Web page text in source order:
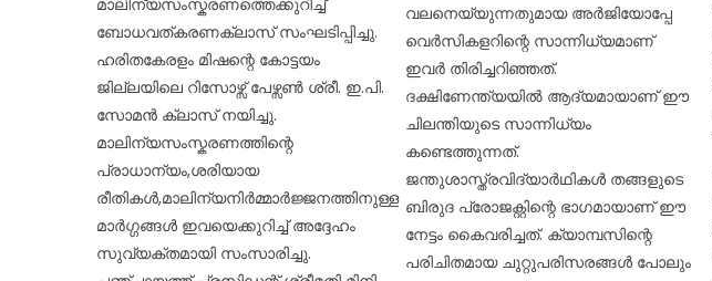
മാലിന്യസംസ്കരണത്തെക്കുറിച്ച്
ബോധവത്കരണക്ലാസ് സംഘടിപ്പിച്ചു.
ഹരിതകേരളം മിഷന്റെ കോട്ടയം
ജില്ലയിലെ റിസോഴ്സ് പേഴ്സൺ ശ്രീ. ഇ.പി.
സോമൻ ക്ലാസ് നയിച്ചു.
മാലിന്യസംസ്കരണത്തിന്റെ
പ്രാധാന്യം,ശരിയായ
രീതികൾ,മാലിന്യനിർമ്മാർജ്ജനത്തിനുള്ള
മാർഗ്ഗങ്ങൾ ഇവയെക്കുറിച്ച് അദ്ദേഹം
സുവ്യക്തമായി സംസാരിച്ചു.
വലനെയ്യുന്നതുമായ അർജിയോപ്പേ
വെർസികളറിന്റെ സാന്നിധ്യമാണ്
ഇവർ തിരിച്ചറിഞ്ഞത്.
ദക്ഷിണേന്ത്യയിൽ ആദ്യമായാണ് ഈ
ചിലന്തിയുടെ സാന്നിധ്യം
കണ്ടെത്തുന്നത്.
ജന്തുശാസ്ത്രവിദ്യാർഥികൾ തങ്ങളുടെ
ബിരുദ പ്രോജക്റ്റിന്റെ ഭാഗമായാണ് ഈ
നേട്ടം കൈവരിച്ചത്. ക്യാമ്പസിന്റെ
പരിചിതമായ ചുറ്റുപരിസരങ്ങൾ പോലും